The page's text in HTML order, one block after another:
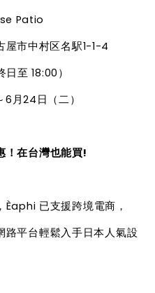
Patio
市中村区名駅1-1-4
至 18:00）
月24日（二）
！在台灣也能買!
已支援跨境電商，
路平台輕鬆入手日本人氣設